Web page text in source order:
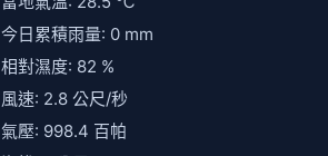
今日累積雨量: 0 mm
相對濕度: 82 %
風速: 2.8 公尺/秒
氣壓: 998.4 百帕